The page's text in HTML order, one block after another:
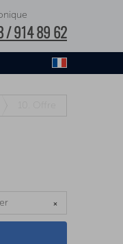
/ 914 89 62